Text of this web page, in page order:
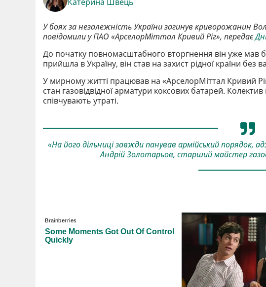
У боях за незалежність України загинув криворожанин
повідомили у ПАО «АрселорМіттал Кривий Ріг», передає
До початку повномасштабного вторгнення він уже мав
прийшла в Україну, він став на захист рідної країни без
У мирному житті працював на «АрселорМіттал Кривий
стан газовідвідної арматури коксових батарей.
співчувають утраті.
«На його дільниці завжди панував армійський порядок,
Андрій Золотарьов, старший майстер